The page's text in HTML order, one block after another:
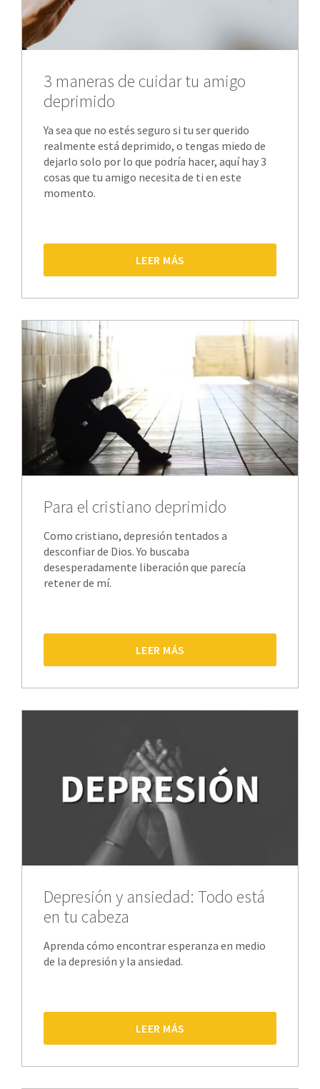
3 maneras de cuidar tu amigo
deprimido
Ya sea que no estés seguro si tu ser querido
realmente está deprimido, o tengas miedo de
dejarlo solo por lo que podría hacer, aquí hay 3
cosas que tu amigo necesita de ti en este
momento.
LEER MÁS
Para el cristiano deprimido
Como cristiano, depresión tentados a
desconfiar de Dios. Yo buscaba
desesperadamente liberación que parecía
retener de mí.
LEER MÁS
Depresión y ansiedad: Todo está
en tu cabeza
Aprenda cómo encontrar esperanza en medio
de la depresión y la ansiedad.
LEER MÁS